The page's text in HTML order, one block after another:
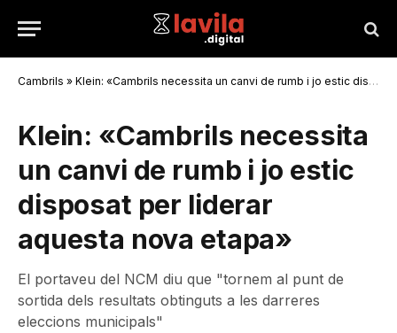
Cambrils » Klein: «Cambrils necessita un canvi de rumb i jo estic disposat per liderar aquesta nova etapa»
Klein: «Cambrils necessita
un canvi de rumb i jo estic
disposat per liderar
aquesta nova etapa»
El portaveu del NCM diu que "tornem al punt de
sortida dels resultats obtinguts a les darreres
eleccions municipals"